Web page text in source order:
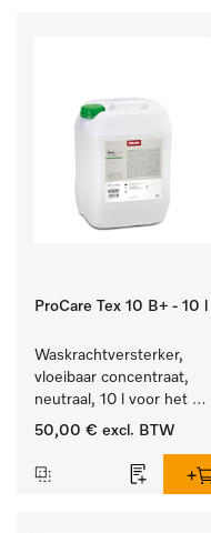
ProCare Tex 10 B+ - 10 l
Waskrachtversterker,
vloeibaar concentraat,
neutraal, 10 l voor het
effectief verwijderen van
50,00 € excl. BTW